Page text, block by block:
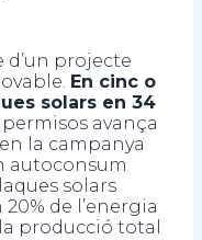
d’un projecte
En cinc o
solars en 34
avança
la campanya
autoconsum
solars
de l’energia
producció total